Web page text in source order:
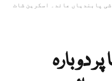
پابندیاں عائد۔ اسکرین شاٹ
دوبارہ